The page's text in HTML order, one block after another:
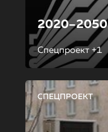
2020–2050
Спецпроект +1
СПЕЦПРОЕКТ